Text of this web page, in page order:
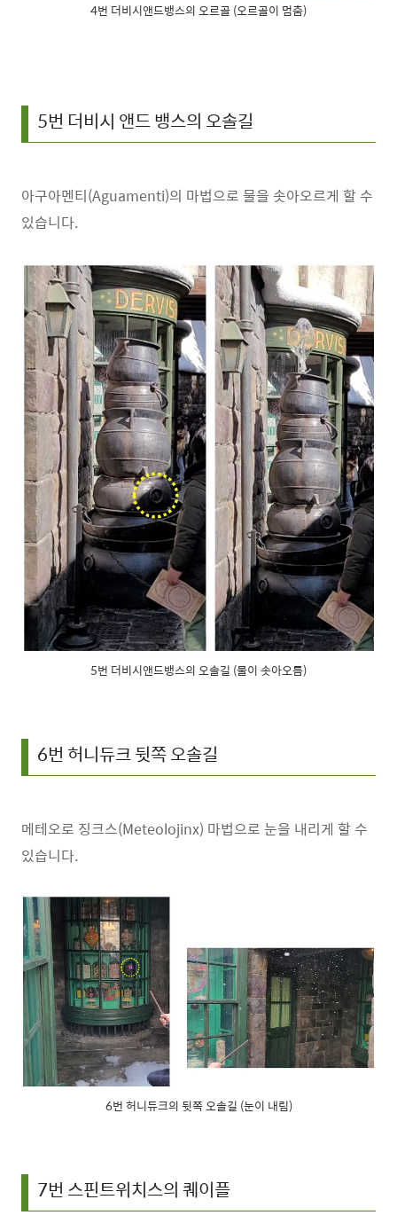
4번 더비시앤드뱅스의 오르골 (오르골이 멈춤)
5번 더비시 앤드 뱅스의 오솔길
아구아멘티(Aguamenti)의 마법으로 물을 솟아오르게 할 수
있습니다.
5번 더비시앤드뱅스의 오솔길 (물이 솟아오름)
6번 허니듀크 뒷쪽 오솔길
메테오로 징크스(Meteolojinx) 마법으로 눈을 내리게 할 수
있습니다.
6번 허니듀크의 뒷쪽 오솔길 (눈이 내림)
7번 스핀트위치스의 퀘이플